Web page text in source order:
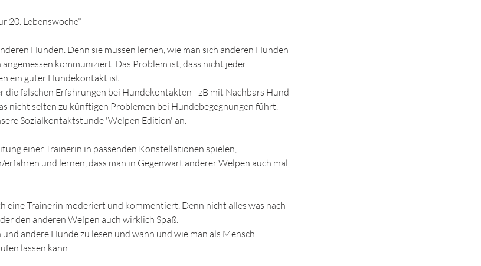
20. Lebenswoche*
Hunden. Denn sie müssen lernen, wie man sich anderen Hunden
kommuniziert. Das Problem ist, dass nicht jeder
ein guter Hundekontakt ist.
die falschen Erfahrungen bei Hundekontakten - zB mit Nachbars Hund
nicht selten zu künftigen Problemen bei Hundebegegnungen führt.
Sozialkontaktstunde 'Welpen Edition' an.
einer Trainerin in passenden Konstellationen spielen,
und lernen, dass man in Gegenwart anderer Welpen auch mal
eine Trainerin moderiert und kommentiert. Denn nicht alles was nach
den anderen Welpen auch wirklich Spaß.
andere Hunde zu lesen und wann und wie man als Mensch
lassen kann.